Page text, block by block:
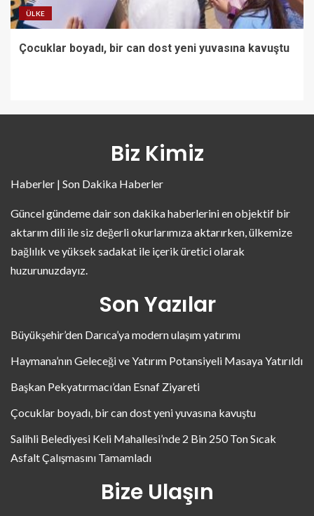
ÜLKE
Çocuklar boyadı, bir can dost yeni yuvasına kavuştu
Biz Kimiz
Haberler | Son Dakika Haberler
Güncel gündeme dair son dakika haberlerini en objektif bir
aktarım dili ile siz değerli okurlarımıza aktarırken, ülkemize
bağlılık ve yüksek sadakat ile içerik üretici olarak
huzurunuzdayız.
Son Yazılar
Büyükşehir’den Darıca’ya modern ulaşım yatırımı
Haymana’nın Geleceği ve Yatırım Potansiyeli Masaya Yatırıldı
Başkan Pekyatırmacı’dan Esnaf Ziyareti
Çocuklar boyadı, bir can dost yeni yuvasına kavuştu
Salihli Belediyesi Keli Mahallesi’nde 2 Bin 250 Ton Sıcak
Asfalt Çalışmasını Tamamladı
Bize Ulaşın